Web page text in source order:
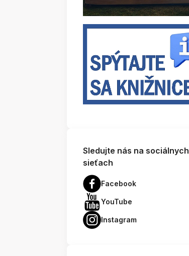
Sledujte nás na sociálnych
sieťach
Facebook
YouTube
Instagram